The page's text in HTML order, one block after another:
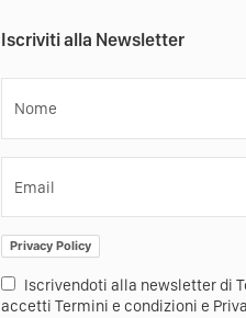
Iscriviti alla Newsletter
Nome
Email
Privacy Policy
Iscrivendoti alla newsletter di
accetti Termini e condizioni e